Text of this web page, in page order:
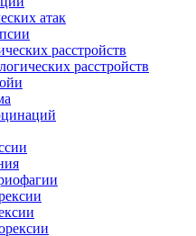
атак
расстройств
расстройств